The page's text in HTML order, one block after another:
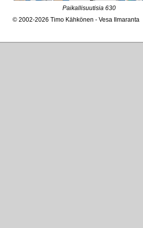
Paikallisuutisia 630
© 2002-2026 Timo Kähkönen - Vesa Ilmaranta